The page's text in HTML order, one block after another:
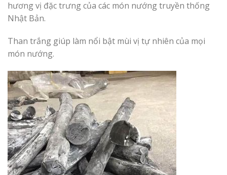
hương vị đặc trưng của các món nướng truyền thống
Nhật Bản.
Than trắng giúp làm nổi bật mùi vị tự nhiên của mọi
món nướng.